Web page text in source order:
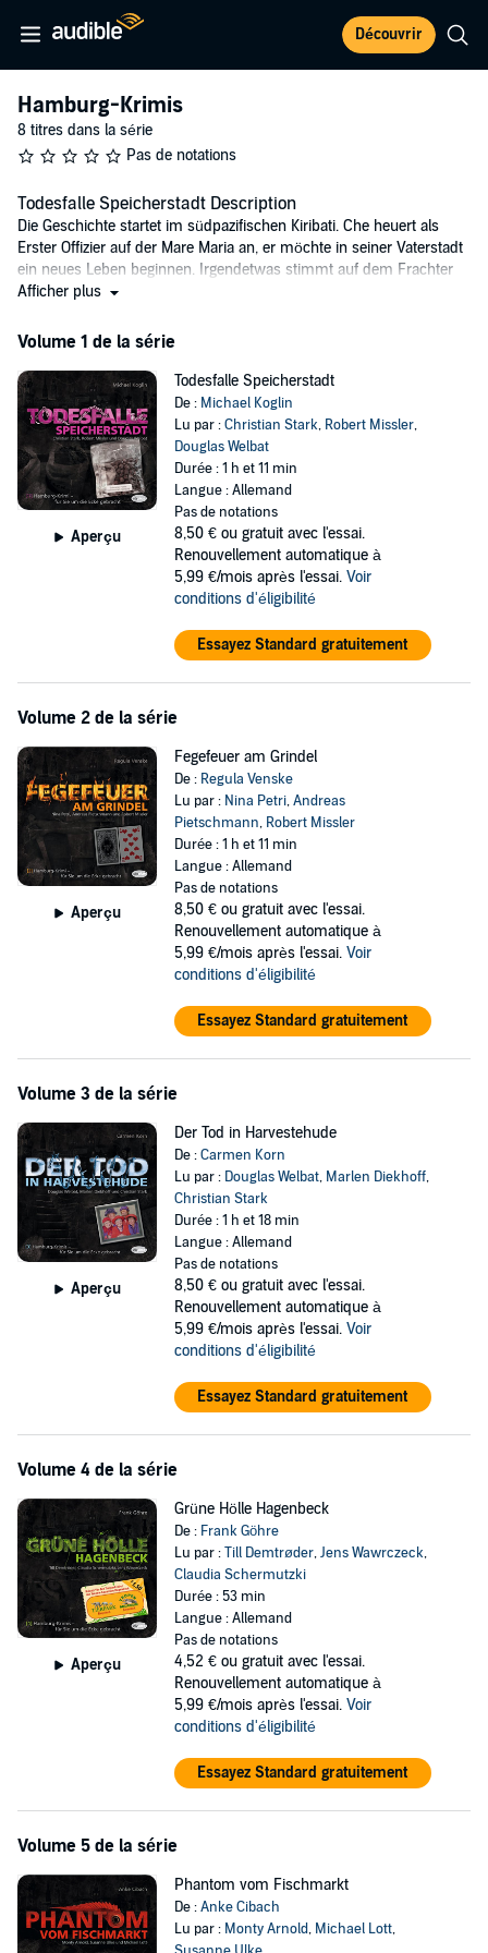
Découvrir
Hamburg-Krimis
8 titres dans la série
Pas de notations
Todesfalle Speicherstadt Description
Die Geschichte startet im südpazifischen Kiribati. Che heuert als
Erster Offizier auf der Mare Maria an, er möchte in seiner Vaterstadt
ein neues Leben beginnen. Irgendetwas stimmt auf dem Frachter
nicht. Schon als er um einen Vorschuss bittet, redet sich der
werden, kippt die Stimmung vollends um, alle reagieren genervt.
©Michael Koglin (P)2010 vitaphon
Afficher plus
Volume 1 de la série
Aperçu
Todesfalle Speicherstadt
De : Michael Koglin
Lu par :Christian Stark, Robert Missler,
Douglas Welbat
Durée : 1 h et 11 min
Langue : Allemand
Pas de notations
8,50 € ou gratuit avec l'essai.
Renouvellement automatique à
5,99 €/mois après l'essai. Voir
conditions d'éligibilité
Essayez Standard gratuitement
Volume 2 de la série
Aperçu
Fegefeuer am Grindel
De : Regula Venske
Lu par : Nina Petri,Andreas
Pietschmann, Robert Missler
Durée : 1 h et 11 min
Langue : Allemand
Pas de notations
8,50 € ou gratuit avec l'essai.
Renouvellement automatique à
5,99 €/mois après l'essai. Voir
conditions d'éligibilité
Essayez Standard gratuitement
Volume 3 de la série
Aperçu
Der Tod in Harvestehude
De :Carmen Korn
Lu par : Douglas Welbat, Marlen Diekhoff,
Christian Stark
Durée : 1 h et 18 min
Langue : Allemand
Pas de notations
8,50 € ou gratuit avec l'essai.
Renouvellement automatique à
5,99 €/mois après l'essai. Voir
conditions d'éligibilité
Essayez Standard gratuitement
Volume 4 de la série
Aperçu
Grüne Hölle Hagenbeck
De : Frank Göhre
Lu par :Till Demtrøder,Jens Wawrczeck,
Claudia Schermutzki
Durée : 53 min
Langue : Allemand
Pas de notations
4,52 € ou gratuit avec l'essai.
Renouvellement automatique à
5,99 €/mois après l'essai. Voir
conditions d'éligibilité
Essayez Standard gratuitement
Volume 5 de la série
Phantom vom Fischmarkt
De :Anke Cibach
Lu par : Monty Arnold, Michael Lott,